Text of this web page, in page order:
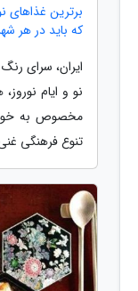
برترین غذاهای
که باید در هر
ایران، سرای
نو و ایام
مخصوص به خود
تنوع فرهنگی